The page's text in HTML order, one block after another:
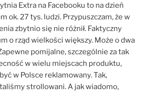
Extra na Facebooku to na dzień
ok. 27 tys. ludzi. Przypuszczam, że w
zbytnio się nie różnił. Faktyczny
o rząd wielkości większy. Może o dwa
pomijalne, szczególnie za tak
w wielu miejscach produktu,
w Polsce reklamowany. Tak,
strollowani. A jak wiadomo,